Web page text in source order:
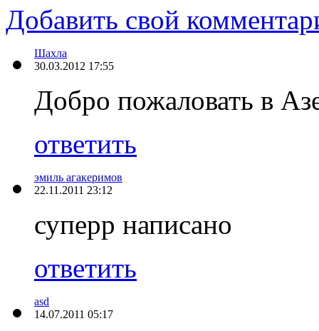
Добавить свой
Шахла
30.03.2012 17:55
Добро пожаловать в
ответить
эмиль агакеримов
22.11.2011 23:12
суперр написано
ответить
asd
14.07.2011 05:17